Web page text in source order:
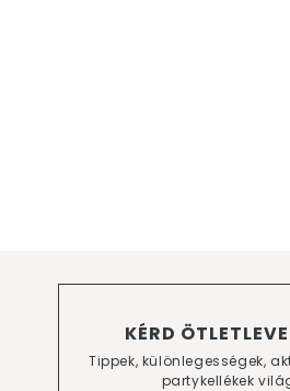
KÉRD
Tippek, különlegességek,
partykellékek